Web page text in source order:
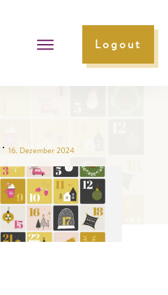
Logout
16. Dezember 2024